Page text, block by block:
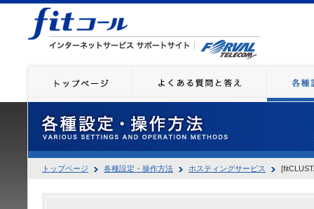
トップページ 各種設定・操作方法 ホスティングサービス